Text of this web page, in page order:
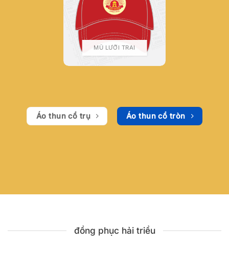
MŨ LƯỠI TRAI
Áo thun cổ trụ Áo thun cổ tròn
đồng phục hải triều